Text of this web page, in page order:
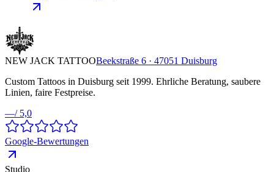
NEW JACK TATTOOBeekstraße 6 · 47051 Duisburg
Custom Tattoos in Duisburg seit 1999. Ehrliche Beratung, saubere
Linien, faire Festpreise.
—/ 5,0
Google-Bewertungen
Studio